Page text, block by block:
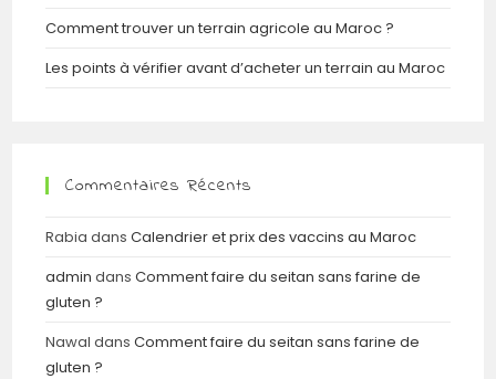
Comment trouver un terrain agricole au Maroc ?
Les points à vérifier avant d’acheter un terrain au Maroc
Commentaires Récents
Rabia dansCalendrier et prix des vaccins au Maroc
admin dansComment faire du seitan sans farine de
gluten ?
Nawal dansComment faire du seitan sans farine de
gluten ?